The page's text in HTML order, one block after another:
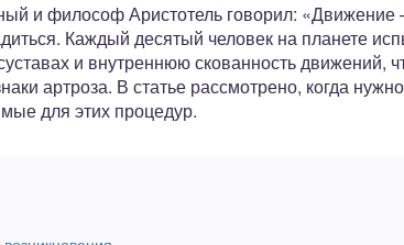
и философ Аристотель говорил:
Каждый десятый человек на планете
и внутреннюю скованность движений,
артроза. В статье рассмотрено, когда
для этих процедур.